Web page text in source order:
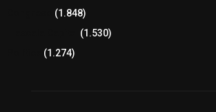
(1.848)
(1.530)
(1.274)